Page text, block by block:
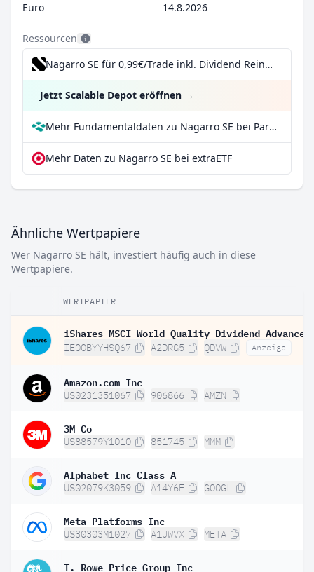
Euro
14.8.2026
Ressourcen
Nagarro SE für 0,99€/Trade inkl. Dividend Reinvestment Plan
Jetzt Scalable Depot eröffnen →
Mehr Fundamentaldaten zu Nagarro SE bei Parqet
Mehr Daten zu Nagarro SE bei extraETF
Ähnliche Wertpapiere
Wer Nagarro SE hält, investiert häufig auch in diese
Wertpapiere.
WERTPAPIER
IE00BYYHSQ67 A2DRG5 QDVW Anzeige
Amazon.com Inc
US0231351067 906866 AMZN
3M Co
US88579Y1010 851745 MMM
Alphabet Inc Class A
US02079K3059 A14Y6F GOOGL
Meta Platforms Inc
US30303M1027 A1JWVX META
T. Rowe Price Group Inc